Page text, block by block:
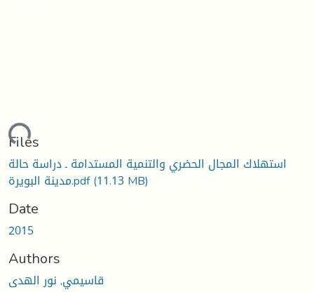
Files
استهلاك المجال الحضري والتنمية المستدامة ـ دراسة حالة
مدينة البويرة.pdf(11.13 MB)
Date
2015
Authors
قاسيمي, نور الهدى